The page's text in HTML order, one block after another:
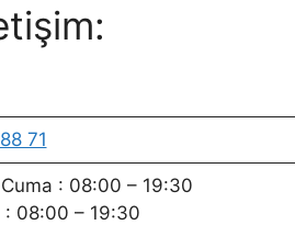
71
: 08:00 – 19:30
: 08:00 – 19:30